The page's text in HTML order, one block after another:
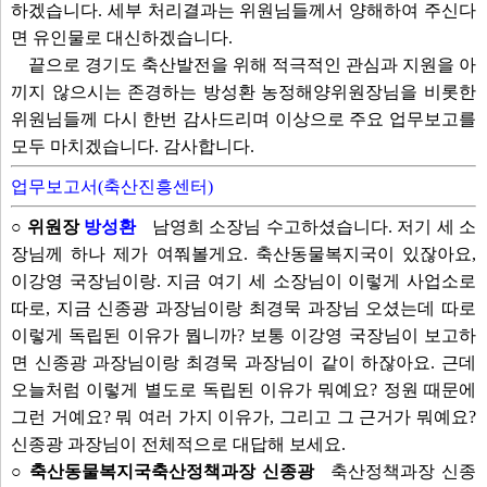
하겠습니다. 세부 처리결과는 위원님들께서 양해하여 주신다
면 유인물로 대신하겠습니다.
끝으로 경기도 축산발전을 위해 적극적인 관심과 지원을 아
끼지 않으시는 존경하는 방성환 농정해양위원장님을 비롯한
위원님들께 다시 한번 감사드리며 이상으로 주요 업무보고를
모두 마치겠습니다. 감사합니다.
업무보고서(축산진흥센터)
○ 위원장 방성환
남영희 소장님 수고하셨습니다. 저기 세 소
장님께 하나 제가 여쭤볼게요. 축산동물복지국이 있잖아요,
이강영 국장님이랑. 지금 여기 세 소장님이 이렇게 사업소로
따로, 지금 신종광 과장님이랑 최경묵 과장님 오셨는데 따로
이렇게 독립된 이유가 뭡니까? 보통 이강영 국장님이 보고하
면 신종광 과장님이랑 최경묵 과장님이 같이 하잖아요. 근데
오늘처럼 이렇게 별도로 독립된 이유가 뭐예요? 정원 때문에
그런 거예요? 뭐 여러 가지 이유가, 그리고 그 근거가 뭐예요?
신종광 과장님이 전체적으로 대답해 보세요.
○ 축산동물복지국축산정책과장 신종광
축산정책과장 신종